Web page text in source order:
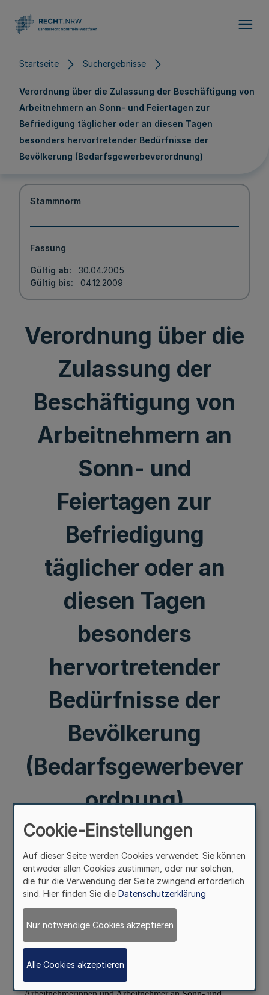
Startseite Suchergebnisse
Verordnung über die Zulassung der Beschäftigung von
Arbeitnehmern an Sonn- und Feiertagen zur
Befriedigung täglicher oder an diesen Tagen
besonders hervortretender Bedürfnisse der
Bevölkerung (Bedarfsgewerbeverordnung)
Stammnorm
Fassung
Gültig ab
30.04.2005
Gültig bis
04.12.2009
Verordnung über die
Zulassung der
Beschäftigung von
Arbeitnehmern an
Sonn- und
Feiertagen zur
Befriedigung
täglicher oder an
diesen Tagen
besonders
hervortretender
Bedürfnisse der
Bevölkerung
(Bedarfsgewerbever
ordnung)
Cookie-Einstellungen
Auf dieser Seite werden Cookies verwendet. Sie können
entweder allen Cookies zustimmen, oder nur solchen,
die für die Verwendung der Seite zwingend erforderlich
sind. Hier finden Sie die Datenschutzerklärung
Nur notwendige Cookies akzeptieren
Alle Cookies akzeptieren